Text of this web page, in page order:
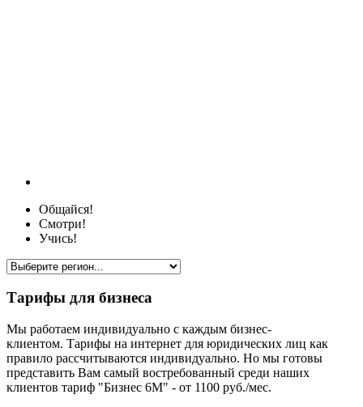
Общайся!
Смотри!
Учись!
Тарифы для бизнеса
Мы работаем индивидуально с каждым бизнес-
клиентом. Тарифы на интернет для юридических лиц как
правило рассчитываются индивидуально. Но мы готовы
представить Вам самый востребованный среди наших
клиентов тариф "Бизнес 6М" - от 1100 руб./мес.